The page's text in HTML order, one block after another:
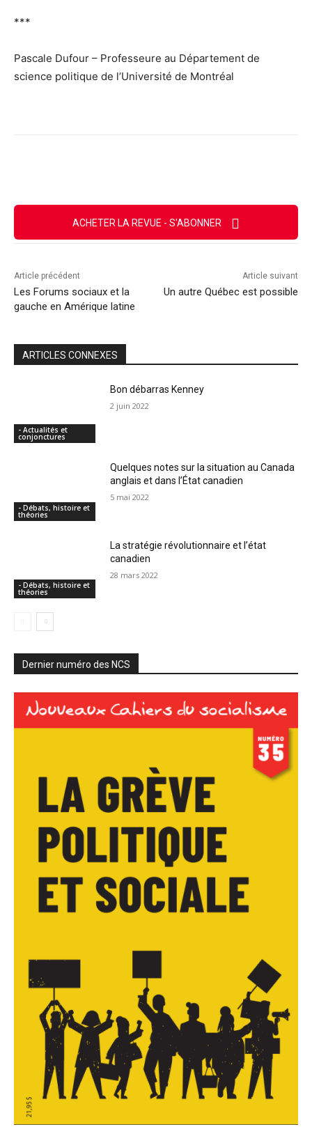
***
Pascale Dufour – Professeure au Département de
science politique de l’Université de Montréal
ACHETER LA REVUE - S'ABONNER
Article précédent
Les Forums sociaux et la
gauche en Amérique latine
Article suivant
Un autre Québec est possible
ARTICLES CONNEXES
- Actualités et
conjonctures
Bon débarras Kenney
2 juin 2022
- Débats, histoire et
théories
Quelques notes sur la situation au Canada
anglais et dans l’État canadien
5 mai 2022
- Débats, histoire et
théories
La stratégie révolutionnaire et l’état
canadien
28 mars 2022
Dernier numéro des NCS